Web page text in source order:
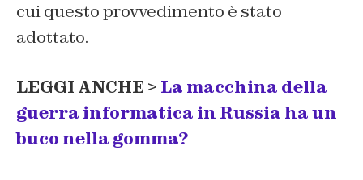
cui questo provvedimento è stato
adottato.
LEGGI ANCHE > La macchina della
guerra informatica in Russia ha un
buco nella gomma?